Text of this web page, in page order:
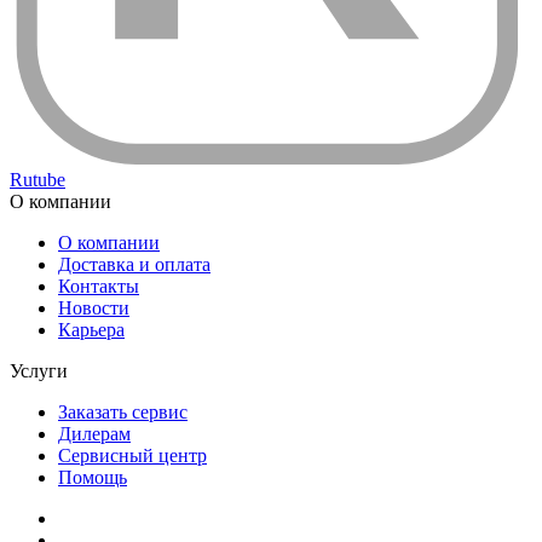
Rutube
О компании
О компании
Доставка и оплата
Контакты
Новости
Карьера
Услуги
Заказать сервис
Дилерам
Сервисный центр
Помощь